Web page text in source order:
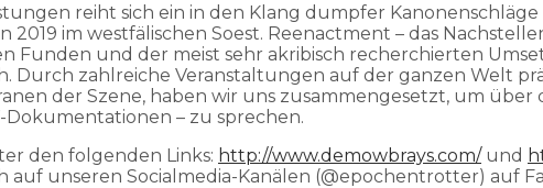
reiht sich ein in den Klang dumpfer
im westfälischen Soest. Reenactment – das
Funden und der meist sehr akribisch recherchierten
Durch zahlreiche Veranstaltungen auf der ganzen Welt
der Szene, haben wir uns zusammengesetzt, um
– zu sprechen.
den folgenden Links: http://www.demowbrays.com/und
unseren Socialmedia-Kanälen (@epochentrotter) auf